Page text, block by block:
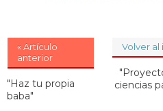
« Artículo
anterior
"Haz tu propia
baba"
Volver al
ciencias